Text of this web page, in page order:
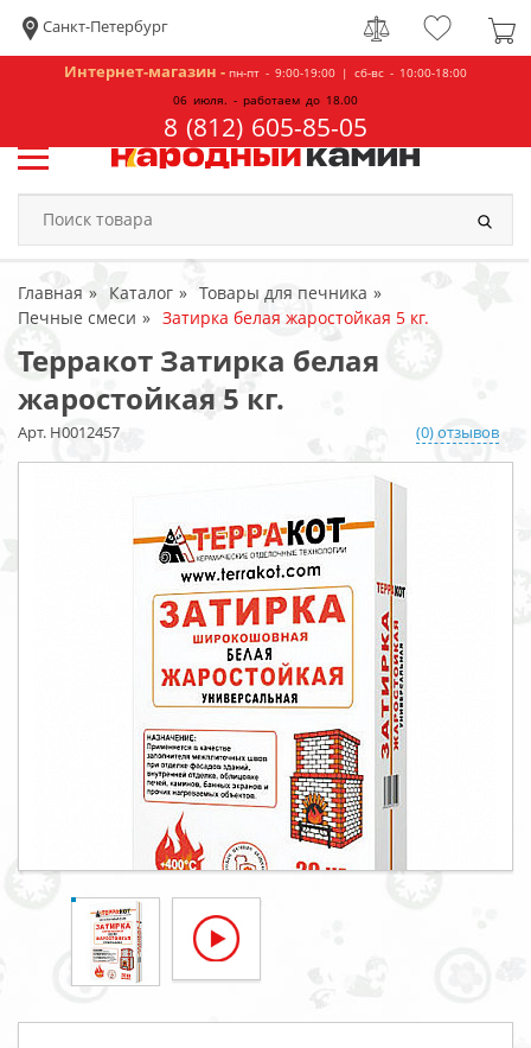
Санкт-Петербург
Интернет-магазин - пн-пт - 9:00-19:00 | сб-вс - 10:00-18:00
06 июля. - работаем до 18.00
8 (812) 605-85-05
Главная Каталог
Товары для печника
Печные смеси
Затирка белая жаростойкая 5 кг.
Терракот Затирка белая
жаростойкая 5 кг.
Арт. Н0012457 (0) отзывов